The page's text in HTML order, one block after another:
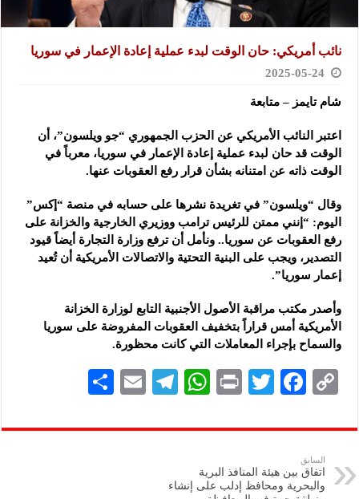
نائب أمريكي: حان الوقت لبدء عملية إعادة الإعمار في سوريا
2025-05-24
شام تايمز – متابعة
اعتبر النائب الأمريكي عن الحزب الجمهوري “جو ويلسون”، أن
الوقت قد حان لبدء عملية إعادة الإعمار في سوريا، معرباً في
الوقت ذاته عن امتنانه بشأن قرار رفع العقوبات عنها.
وقال “ويلسون” في تغريدة نشرها على حسابه في منصة “إكس”
اليوم: “إنني ممتن للرئيس ترامب ووزيري الخارجية والخزانة على
رفع العقوبات عن سوريا.. ونأمل أن ترفع وزارة التجارة أيضاً قيود
التصدير، ويجب على البنية التحتية والاتصالات الأمريكية أن تُعيد
إعمار سوريا”.
وأصدر مكتب مراقبة الأصول الأجنبية التابع لوزارة الخزانة
الأمريكية أمس قراراً بتخفيف العقوبات المفروضة على سوريا
والسماح بإجراء المعاملات التي كانت محظورة.
C
p
y
Li
F
eb
k
T
tt
P
nt
W
at
A
Te
gr
E
ai
ar
السابق
اتفاق بين هيئة المنافذ البرية
والبحرية ومحافظ إدلب على إنشاء